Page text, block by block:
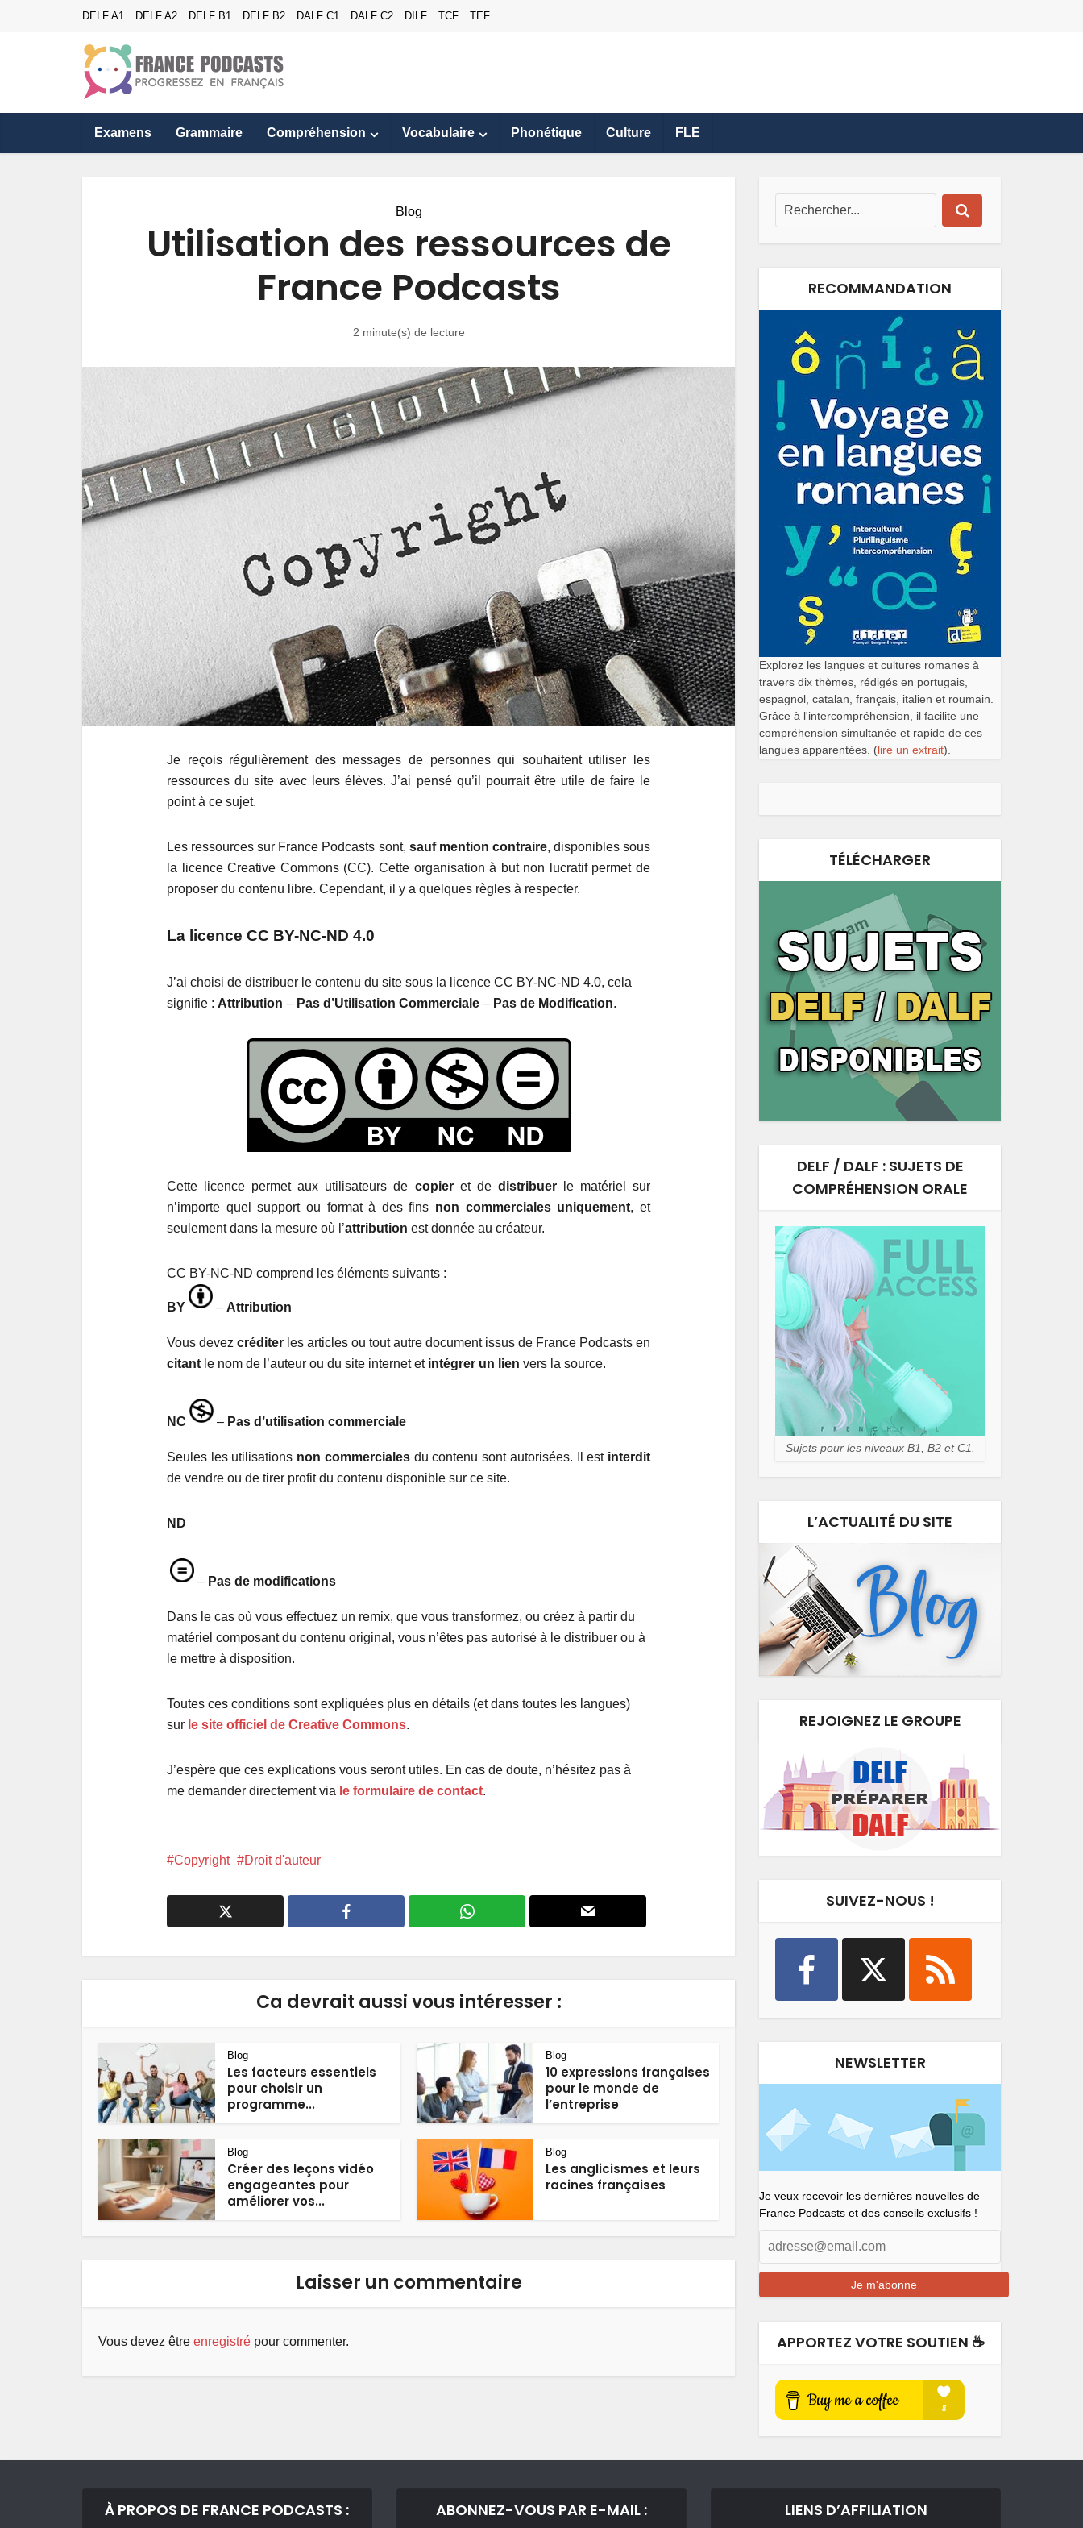
DELF A1 DELF A2 DELF B1 DELF B2 DALF C1 DALF C2 DILF TCF TEF
Examens Grammaire Compréhension Vocabulaire Phonétique Culture FLE
Blog
Utilisation des ressources de
France Podcasts
2 minute(s) de lecture
Je reçois régulièrement des messages de personnes qui souhaitent utiliser les
ressources du site avec leurs élèves. J’ai pensé qu’il pourrait être utile de faire le
point à ce sujet.
Les ressources sur France Podcasts sont, sauf mention contraire, disponibles sous
la licence Creative Commons (CC). Cette organisation à but non lucratif permet de
proposer du contenu libre. Cependant, il y a quelques règles à respecter.
La licence CC BY-NC-ND 4.0
J’ai choisi de distribuer le contenu du site sous la licence CC BY-NC-ND 4.0, cela
signifie : Attribution – Pas d’Utilisation Commerciale – Pas de Modification.
Cette licence permet aux utilisateurs de copieret de distribuerle matériel sur
n’importe quel support ou format à des fins non commerciales uniquement, et
seulement dans la mesure où l’attribution est donnée au créateur.
CC BY-NC-ND comprend les éléments suivants :
BY – Attribution
Vous devez créditer les articles ou tout autre document issus de France Podcasts en
citant le nom de l’auteur ou du site internet et intégrer un lien vers la source.
NC – Pas d’utilisation commerciale
Seules les utilisations non commercialesdu contenu sont autorisées. Il est interdit
de vendre ou de tirer profit du contenu disponible sur ce site.
ND
– Pas de modifications
Dans le cas où vous effectuez un remix, que vous transformez, ou créez à partir du
matériel composant du contenu original, vous n’êtes pas autorisé à le distribuer ou à
le mettre à disposition.
Toutes ces conditions sont expliquées plus en détails (et dans toutes les langues)
sur le site officiel de Creative Commons.
J’espère que ces explications vous seront utiles. En cas de doute, n’hésitez pas à
me demander directement via le formulaire de contact.
Copyright Droit d'auteur
Ca devrait aussi vous intéresser :
Blog
Les facteurs essentiels
pour choisir un
programme...
Blog
10 expressions françaises
pour le monde de
l’entreprise
Blog
Créer des leçons vidéo
engageantes pour
améliorer vos...
Blog
Les anglicismes et leurs
racines françaises
Laisser un commentaire
Vous devez être enregistré pour commenter.
RECOMMANDATION
Explorez les langues et cultures romanes à
travers dix thèmes, rédigés en portugais,
espagnol, catalan, français, italien et roumain.
Grâce à l'intercompréhension, il facilite une
compréhension simultanée et rapide de ces
langues apparentées. (lire un extrait).
TÉLÉCHARGER
DELF / DALF : SUJETS DE
COMPRÉHENSION ORALE
Sujets pour les niveaux B1, B2 et C1.
L’ACTUALITÉ DU SITE
REJOIGNEZ LE GROUPE
SUIVEZ-NOUS !
NEWSLETTER
Je veux recevoir les dernières nouvelles de
France Podcasts et des conseils exclusifs !
APPORTEZ VOTRE SOUTIEN ☕️
À PROPOS DE FRANCE PODCASTS : ABONNEZ-VOUS PAR E-MAIL : LIENS D’AFFILIATION